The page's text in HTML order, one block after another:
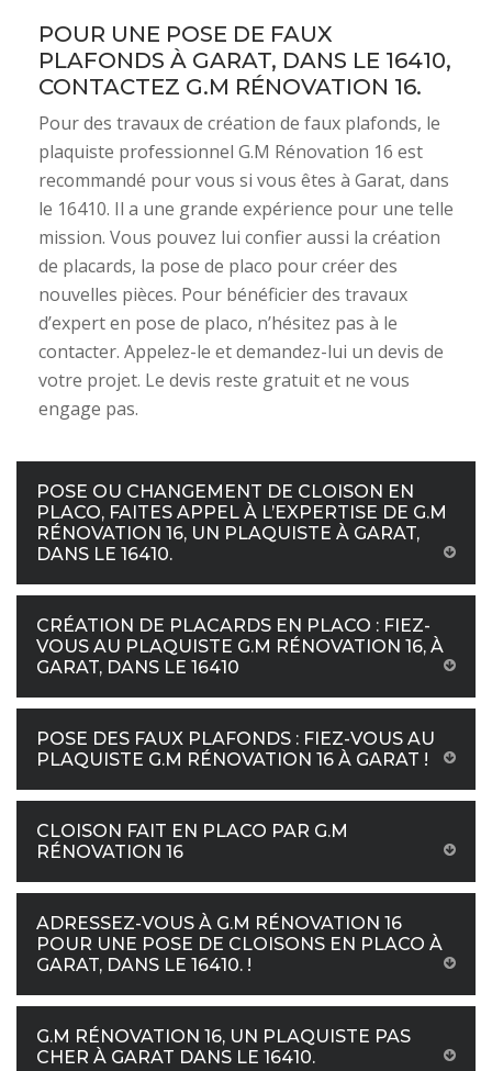
POUR UNE POSE DE FAUX
PLAFONDS À GARAT, DANS LE 16410,
CONTACTEZ G.M RÉNOVATION 16.
Pour des travaux de création de faux plafonds, le
plaquiste professionnel G.M Rénovation 16 est
recommandé pour vous si vous êtes à Garat, dans
le 16410. Il a une grande expérience pour une telle
mission. Vous pouvez lui confier aussi la création
de placards, la pose de placo pour créer des
nouvelles pièces. Pour bénéficier des travaux
d’expert en pose de placo, n’hésitez pas à le
contacter. Appelez-le et demandez-lui un devis de
votre projet. Le devis reste gratuit et ne vous
engage pas.
POSE OU CHANGEMENT DE CLOISON EN
PLACO, FAITES APPEL À L’EXPERTISE DE G.M
RÉNOVATION 16, UN PLAQUISTE À GARAT,
DANS LE 16410.
CRÉATION DE PLACARDS EN PLACO : FIEZ-
VOUS AU PLAQUISTE G.M RÉNOVATION 16, À
GARAT, DANS LE 16410
POSE DES FAUX PLAFONDS : FIEZ-VOUS AU
PLAQUISTE G.M RÉNOVATION 16 À GARAT !
CLOISON FAIT EN PLACO PAR G.M
RÉNOVATION 16
ADRESSEZ-VOUS À G.M RÉNOVATION 16
POUR UNE POSE DE CLOISONS EN PLACO À
GARAT, DANS LE 16410. !
G.M RÉNOVATION 16, UN PLAQUISTE PAS
CHER À GARAT DANS LE 16410.